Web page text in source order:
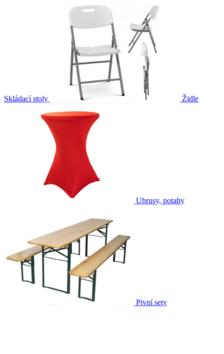
Skládací stoly Židle
Ubrusy, potahy
Pivní sety